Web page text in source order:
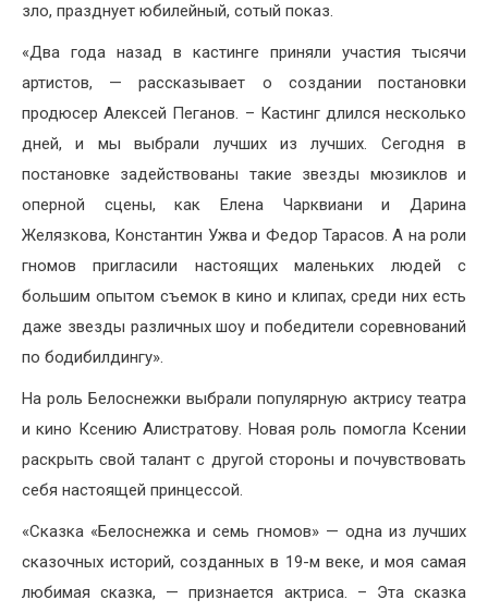
зло, празднует юбилейный, сотый показ.
«Два года назад в кастинге приняли участия тысячи
артистов, — рассказывает о создании постановки
продюсер Алексей Пеганов. – Кастинг длился несколько
дней, и мы выбрали лучших из лучших. Сегодня в
постановке задействованы такие звезды мюзиклов и
оперной сцены, как Елена Чарквиани и Дарина
Желязкова, Константин Ужва и Федор Тарасов. А на роли
гномов пригласили настоящих маленьких людей с
большим опытом съемок в кино и клипах, среди них есть
даже звезды различных шоу и победители соревнований
по бодибилдингу».
На роль Белоснежки выбрали популярную актрису театра
и кино Ксению Алистратову. Новая роль помогла Ксении
раскрыть свой талант с другой стороны и почувствовать
себя настоящей принцессой.
«Сказка «Белоснежка и семь гномов» — одна из лучших
сказочных историй, созданных в 19-м веке, и моя самая
любимая сказка, — признается актриса. – Эта сказка